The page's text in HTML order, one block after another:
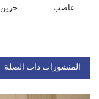
غاضب حزين
المنشورات ذات الصلة